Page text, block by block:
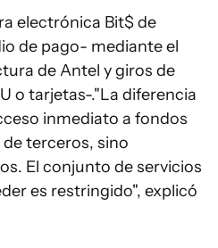
electrónica Bit$ de
de pago- mediante el
de Antel y giros de
o tarjetas-."La diferencia
inmediato a fondos
terceros, sino
El conjunto de servicios
es restringido", explicó